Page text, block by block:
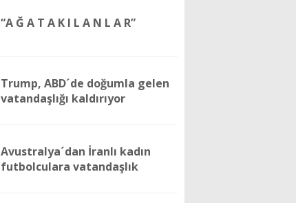
“A Ğ A T A K I L A N L A R”
Trump, ABD´de doğumla gelen
vatandaşlığı kaldırıyor
Avustralya´dan İranlı kadın
futbolculara vatandaşlık